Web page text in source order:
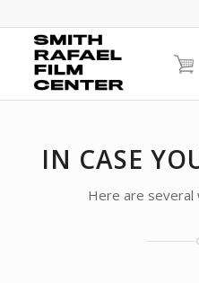
IN CASE
Here are several